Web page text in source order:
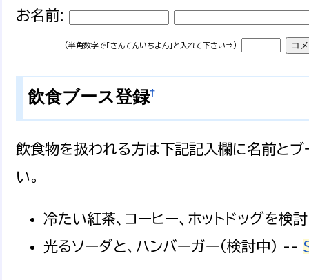
お名前:
(半角数字で「さんてんいちよん」と入れて下さい⇒)
飲食ブース登録†
飲食物を扱われる方は下記記入欄に名前とブ
い。
冷たい紅茶、コーヒー、ホットドッグを検
光るソーダと、ハンバーガー（検討中） --